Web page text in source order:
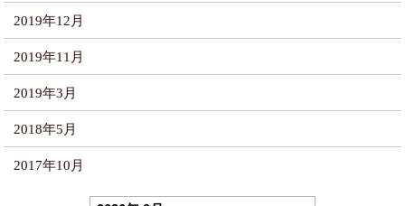
2019年12月
2019年11月
2019年3月
2018年5月
2017年10月